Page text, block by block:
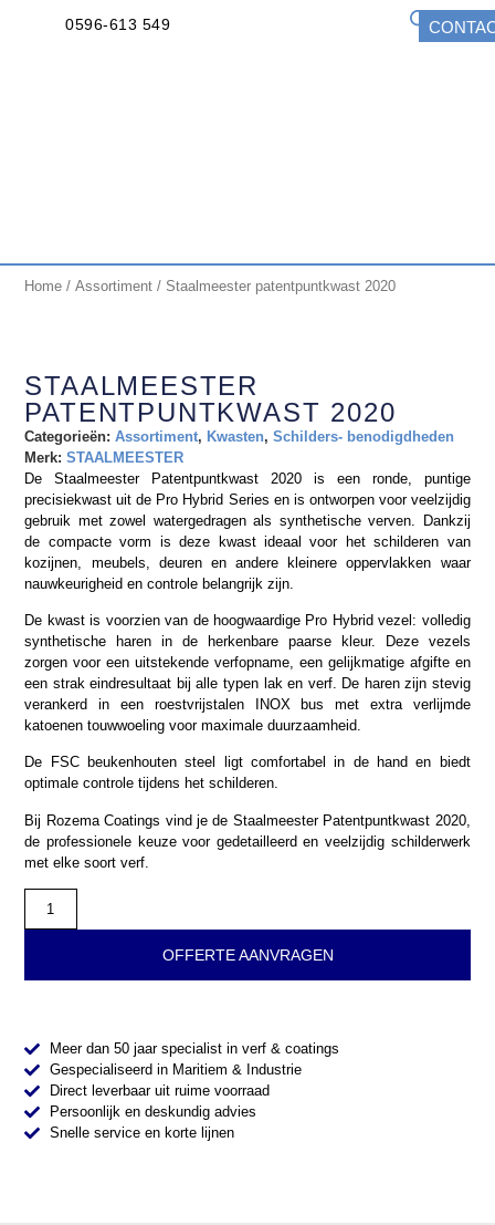
0596-613 549
Home /Assortiment / Staalmeester patentpuntkwast 2020
STAALMEESTER
PATENTPUNTKWAST 2020
Categorieën: Assortiment, Kwasten,Schilders- benodigdheden
Merk:STAALMEESTER
De Staalmeester Patentpuntkwast 2020 is een ronde, puntige
precisiekwast uit de Pro Hybrid Series en is ontworpen voor veelzijdig
gebruik met zowel watergedragen als synthetische verven. Dankzij
de compacte vorm is deze kwast ideaal voor het schilderen van
kozijnen, meubels, deuren en andere kleinere oppervlakken waar
nauwkeurigheid en controle belangrijk zijn.
De kwast is voorzien van de hoogwaardige Pro Hybrid vezel: volledig
synthetische haren in de herkenbare paarse kleur. Deze vezels
zorgen voor een uitstekende verfopname, een gelijkmatige afgifte en
een strak eindresultaat bij alle typen lak en verf. De haren zijn stevig
verankerd in een roestvrijstalen INOX bus met extra verlijmde
katoenen touwwoeling voor maximale duurzaamheid.
De FSC beukenhouten steel ligt comfortabel in de hand en biedt
optimale controle tijdens het schilderen.
Bij Rozema Coatings vind je de Staalmeester Patentpuntkwast 2020,
de professionele keuze voor gedetailleerd en veelzijdig schilderwerk
met elke soort verf.
OFFERTE AANVRAGEN
Meer dan 50 jaar specialist in verf & coatings
Gespecialiseerd in Maritiem & Industrie
Direct leverbaar uit ruime voorraad
Persoonlijk en deskundig advies
Snelle service en korte lijnen